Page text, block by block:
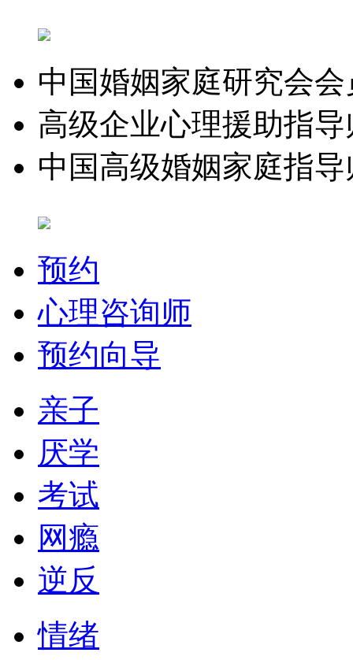
中国婚姻家庭研究会会
高级企业心理援助指导
中国高级婚姻家庭指导
预约
心理咨询师
预约向导
亲子
厌学
考试
网瘾
逆反
情绪